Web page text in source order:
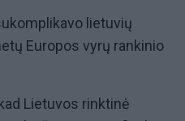
lietuvių
Europos vyrų rankinio
Lietuvos rinktinė